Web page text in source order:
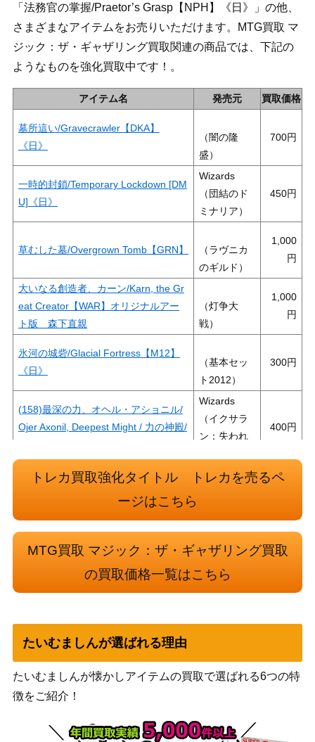
「法務官の掌握/Praetor’s Grasp【NPH】《日》」の他、
さまざまなアイテムをお売りいただけます。MTG買取 マ
ジック：ザ・ギャザリング買取関連の商品では、下記の
ようなものを強化買取中です！。
アイテム名 発売元 買取価格
墓所這い/Gravecrawler【DKA】
《日》
（闇の隆
盛）
700
一時的封鎖/Temporary Lockdown [DM
U]《日》
Wizards
（団結のド
ミナリア）
450
草むした墓/Overgrown Tomb【GRN】
（ラヴニカ
のギルド）
1,000
大いなる創造者、カーン/Karn, the Gr
eat Creator【WAR】オリジナルアー
ト版 森下直親
（灯争大
戦）
1,000
氷河の城砦/Glacial Fortress【M12】
《日》
（基本セッ
ト2012）
300
(158)最深の力、オヘル・アショニル/
Ojer Axonil, Deepest Might / 力の神殿/
Wizards
（イクサラ
ン：失われ
400
[Foil] タルキールへの侵攻/Invasion of
Wizards
2,000
(185) 暴走暴君、ガルタ/Ghalta, Stam
pede Tyrant [LCI]《日》
Wizards
（イクサラ
し洞窟）
800
o Shakes the World【WAR】 オリジ
ナルアート版 ひと和
（灯争大
600
訓練場/Training Grounds[ROE]《日》
（エルドラ
1,500
（イコリ
トレカ買取強化タイトル トレカを売るペ
ージはこちら
MTG買取 マジック：ザ・ギャザリング買取
の買取価格一覧はこちら
たいむましんが選ばれる理由
たいむましんが懐かしアイテムの買取で選ばれる6つの特
徴をご紹介！